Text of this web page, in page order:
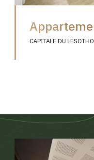
CAPITALE DU LESOTHO